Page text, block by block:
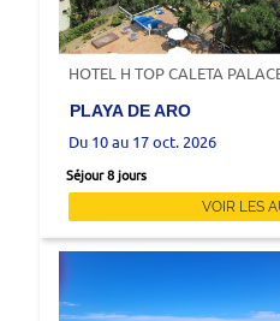
HOTEL H TOP CALETA
PLAYA DE ARO
Du 10 au 17 oct. 2026
Séjour 8 jours
VOIR LES